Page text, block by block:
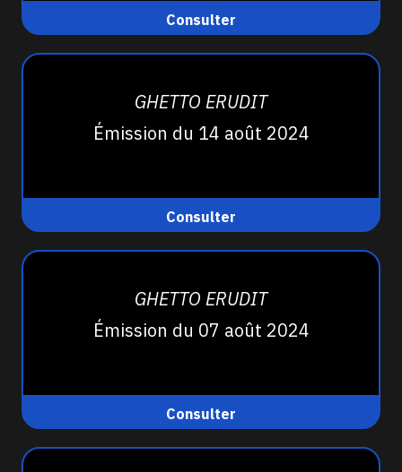
Consulter
GHETTO ERUDIT
Émission du 14 août 2024
Consulter
GHETTO ERUDIT
Émission du 07 août 2024
Consulter